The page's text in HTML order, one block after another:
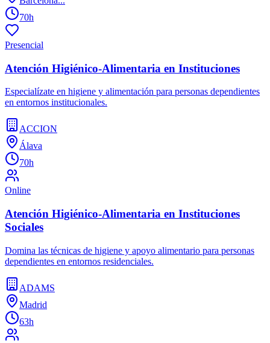
70h
Presencial
Atención Higiénico-Alimentaria en Instituciones
Especialízate en higiene y alimentación para personas dependientes
en entornos institucionales.
ACCION
Álava
70h
Online
Atención Higiénico-Alimentaria en Instituciones
Sociales
Domina las técnicas de higiene y apoyo alimentario para personas
dependientes en entornos residenciales.
ADAMS
Madrid
63h